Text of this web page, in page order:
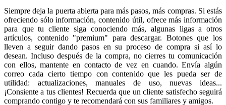
Siempre deja la puerta abierta para más pasos, más compras. Si estás
ofreciendo sólo información, contenido útil, ofrece más información
para que tu cliente siga conociendo más, algunas ligas a otros
artículos, contenido "premium" para descargar. Botones que los
lleven a seguir dando pasos en su proceso de compra si así lo
desean. Incluso después de la compra, no cierres tu comunicación
con ellos, mantente en contacto de vez en cuando. Envía algún
correo cada cierto tiempo con contenido que les pueda ser de
utilidad: actualizaciones, manuales de uso, nuevas ideas...
¡Consiente a tus clientes! Recuerda que un cliente satisfecho seguirá
comprando contigo y te recomendará con sus familiares y amigos.